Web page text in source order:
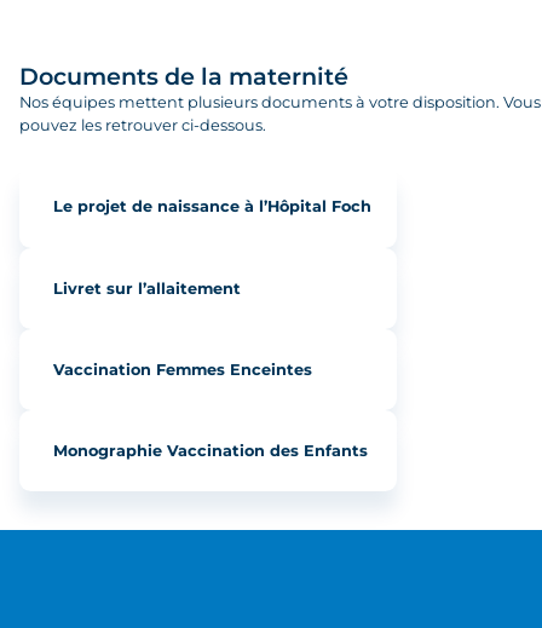
Documents de la maternité
Nos équipes mettent plusieurs documents à votre disposition. Vous
pouvez les retrouver ci-dessous.
Le projet de naissance à l’Hôpital Foch
Livret sur l’allaitement
Vaccination Femmes Enceintes
Monographie Vaccination des Enfants